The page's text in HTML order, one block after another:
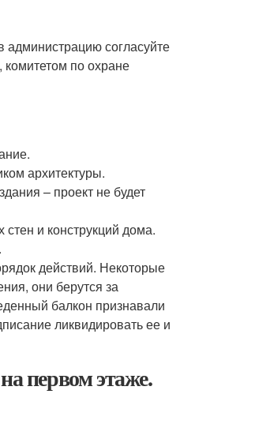
администрацию согласуйте
по охране
архитектуры.
– проект не будет
и конструкций дома.
действий. Некоторые
они берутся за
балкон признавали
ликвидировать ее и
первом этаже.